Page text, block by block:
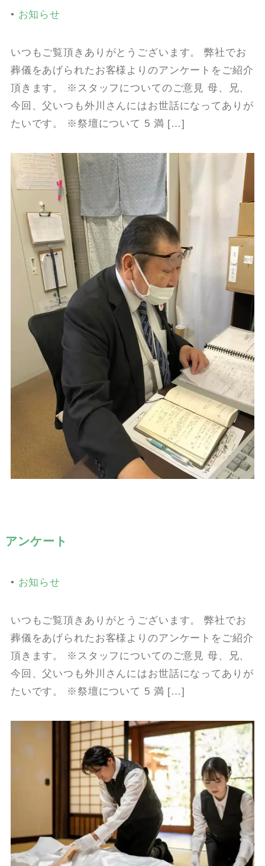
• お知らせ
いつもご覧頂きありがとうございます。 弊社でお
葬儀をあげられたお客様よりのアンケートをご紹介
頂きます。 ※スタッフについてのご意見 母、兄、
今回、父いつも外川さんにはお世話になってありが
たいです。 ※祭壇について 5 満 […]
アンケート
• お知らせ
いつもご覧頂きありがとうございます。 弊社でお
葬儀をあげられたお客様よりのアンケートをご紹介
頂きます。 ※スタッフについてのご意見 母、兄、
今回、父いつも外川さんにはお世話になってありが
たいです。 ※祭壇について 5 満 […]